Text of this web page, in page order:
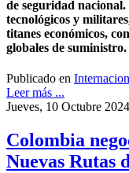
de seguridad
tecnológicos y
titanes económicos,
globales de suministro.
Publicado en
Leer más ...
Jueves, 10 Octubre
Colombia
Nuevas Rutas